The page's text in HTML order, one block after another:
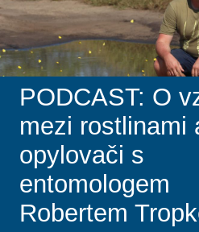
PODCAST: O
mezi rostlinami
opylovači s
entomologem
Robertem